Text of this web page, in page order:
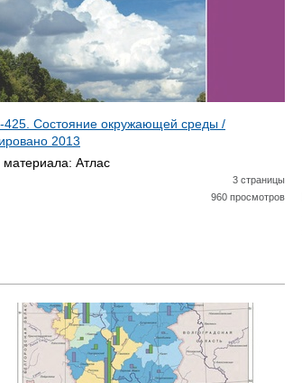
425. Состояние окружающей среды /
2013
материала: Атлас
3 страницы
960 просмотров